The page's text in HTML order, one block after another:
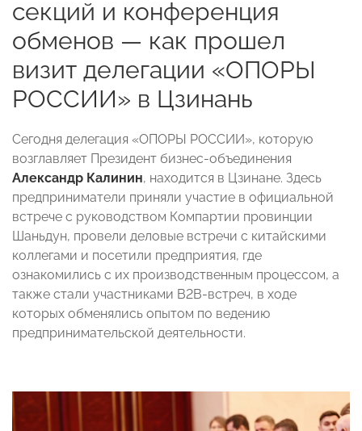
секций и конференция
обменов — как прошел
визит делегации «ОПОРЫ
РОССИИ» в Цзинань
Сегодня делегация «ОПОРЫ РОССИИ», которую
возглавляет Президент бизнес-объединения
Александр Калинин, находится в Цзинане. Здесь
предприниматели приняли участие в официальной
встрече с руководством Компартии провинции
Шаньдун, провели деловые встречи с китайскими
коллегами и посетили предприятия, где
ознакомились с их производственным процессом, а
также стали участниками B2B-встреч, в ходе
которых обменялись опытом по ведению
предпринимательской деятельности.